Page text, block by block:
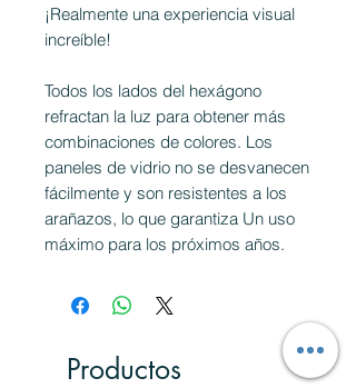
¡Realmente una experiencia visual
increíble!
Todos los lados del hexágono
refractan la luz para obtener más
combinaciones de colores. Los
paneles de vidrio no se desvanecen
fácilmente y son resistentes a los
arañazos, lo que garantiza Un uso
máximo para los próximos años.
Productos